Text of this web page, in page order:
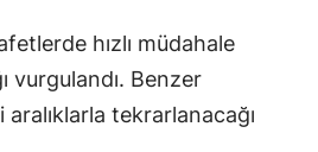
hızlı müdahale
vurgulandı. Benzer
tekrarlanacağı